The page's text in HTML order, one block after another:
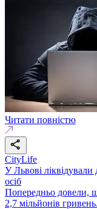
Читати повністю
CityLife
У Львові ліквідували
осіб
Попередньо довели,
2,7 мільйонів гривень.